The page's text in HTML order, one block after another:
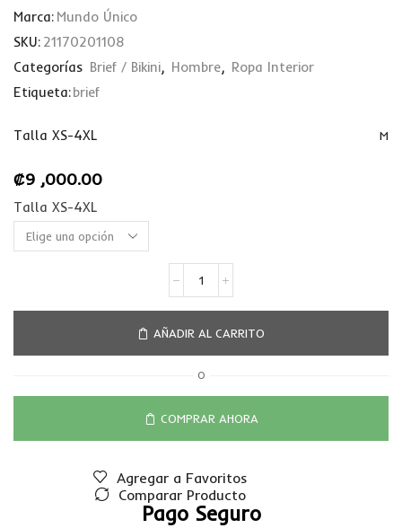
Marca: Mundo Único
SKU: 21170201108
Categorías Brief / Bikini, Hombre, Ropa Interior
Etiqueta:brief
Talla XS-4XL M
₡9 ,000.00
Talla XS-4XL
AÑADIR AL CARRITO
O
COMPRAR AHORA
Agregar a Favoritos
Comparar Producto
Pago Seguro